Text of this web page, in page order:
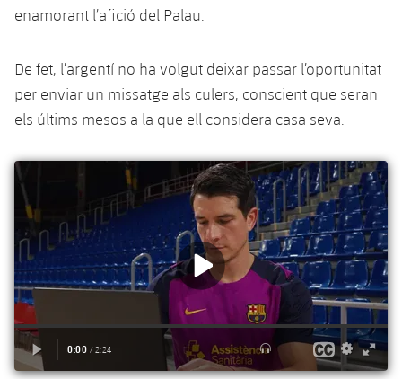
enamorant l’afició del Palau.
De fet, l’argentí no ha volgut deixar passar l’oportunitat
per enviar un missatge als culers, conscient que seran
els últims mesos a la que ell considera casa seva.